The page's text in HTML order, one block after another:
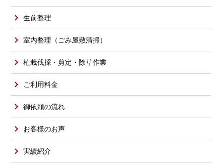
生前整理
室内整理（ごみ屋敷清掃）
植栽伐採・剪定・除草作業
ご利用料金
御依頼の流れ
お客様のお声
実績紹介